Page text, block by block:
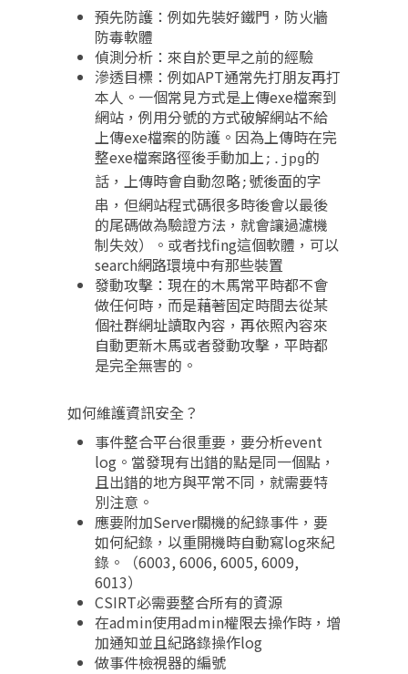
預先防護：例如先裝好鐵門，防火牆
防毒軟體
偵測分析：來自於更早之前的經驗
滲透目標：例如APT通常先打朋友再打
本人。一個常見方式是上傳exe檔案到
網站，例用分號的方式破解網站不給
上傳exe檔案的防護。因為上傳時在完
整exe檔案路徑後手動加上 ;.jpg的
話，上傳時會自動忽略; 號後面的字
串，但網站程式碼很多時後會以最後
的尾碼做為驗證方法，就會讓過濾機
制失效）。或者找fing這個軟體，可以
search網路環境中有那些裝置
發動攻擊：現在的木馬常平時都不會
做任何時，而是藉著固定時間去從某
個社群網址讀取內容，再依照內容來
自動更新木馬或者發動攻擊，平時都
是完全無害的。
如何維護資訊安全？
事件整合平台很重要，要分析event
log。當發現有出錯的點是同一個點，
且出錯的地方與平常不同，就需要特
別注意。
應要附加Server關機的紀錄事件，要
如何紀錄，以重開機時自動寫log來紀
錄。（6003, 6006, 6005, 6009,
6013）
CSIRT必需要整合所有的資源
在admin使用admin權限去操作時，增
加通知並且紀路錄操作log
做事件檢視器的編號